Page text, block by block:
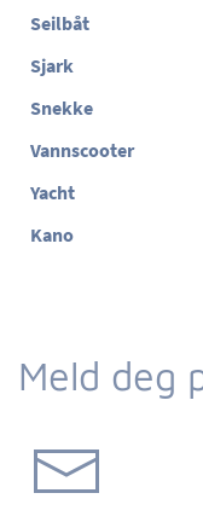
Seilbåt
Sjark
Snekke
Vannscooter
Yacht
Kano
Meld deg